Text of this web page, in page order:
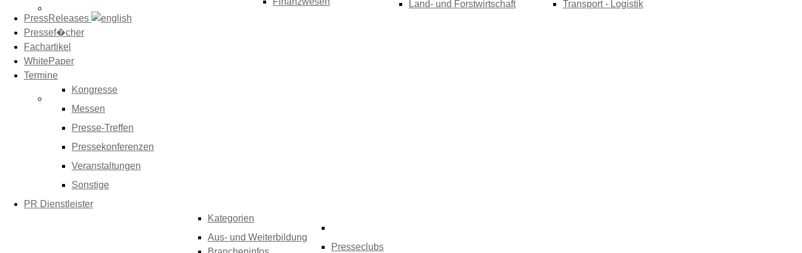
Land- und Forstwirtschaft
Transport - Logistik
PressReleases
Pressef�cher
Fachartikel
WhitePaper
Termine
Kongresse
Messen
Presse-Treffen
Pressekonferenzen
Veranstaltungen
Sonstige
PR Dienstleister
Kategorien
Aus- und Weiterbildung
Presseclubs